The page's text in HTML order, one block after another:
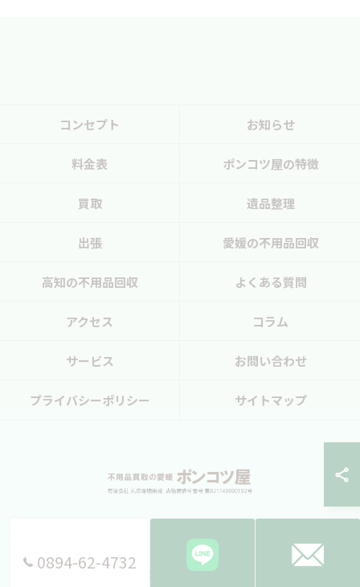
0894-62-4732
コンセプト お知らせ
料金表 ポンコツ屋の特徴
買取 遺品整理
出張 愛媛の不用品回収
高知の不用品回収 よくある質問
アクセス コラム
サービス お問い合わせ
プライバシーポリシー サイトマップ
© 2026 愛媛県西予市の不用品回収ならポンコツ屋 ALL RIGHTS RESERVED.